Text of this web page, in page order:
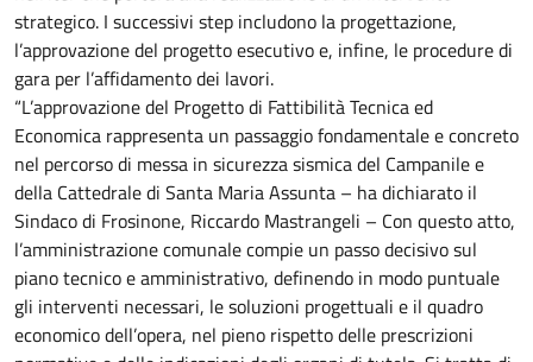
strategico. I successivi step includono la progettazione,
l’approvazione del progetto esecutivo e, infine, le procedure di
gara per l’affidamento dei lavori.
“L’approvazione del Progetto di Fattibilità Tecnica ed
Economica rappresenta un passaggio fondamentale e concreto
nel percorso di messa in sicurezza sismica del Campanile e
della Cattedrale di Santa Maria Assunta – ha dichiarato il
Sindaco di Frosinone, Riccardo Mastrangeli – Con questo atto,
l’amministrazione comunale compie un passo decisivo sul
piano tecnico e amministrativo, definendo in modo puntuale
gli interventi necessari, le soluzioni progettuali e il quadro
economico dell’opera, nel pieno rispetto delle prescrizioni